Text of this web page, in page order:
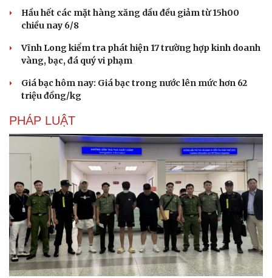
Văn hóa
Giải trí
Hầu hết các mặt hàng xăng dầu đều giảm từ 15h00
chiều nay 6/8
Vĩnh Long kiểm tra phát hiện 17 trường hợp kinh doanh
vàng, bạc, đá quý vi phạm
Giá bạc hôm nay: Giá bạc trong nước lên mức hơn 62
triệu đồng/kg
PHÁP LUẬT